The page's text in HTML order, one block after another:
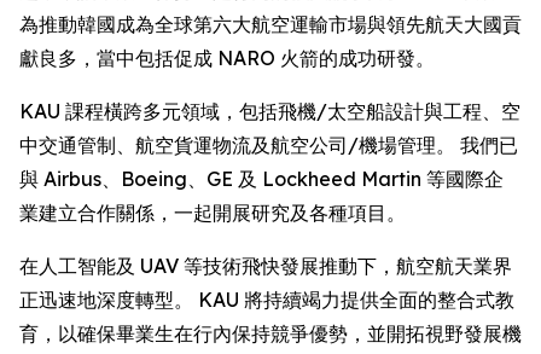
為推動韓國成為全球第六大航空運輸市場與領先航天大國貢
獻良多，當中包括促成 NARO 火箭的成功研發。
KAU 課程橫跨多元領域，包括飛機/太空船設計與工程、空
中交通管制、航空貨運物流及航空公司/機場管理。 我們已
與 Airbus、Boeing、GE 及 Lockheed Martin 等國際企
業建立合作關係，一起開展研究及各種項目。
在人工智能及 UAV 等技術飛快發展推動下，航空航天業界
正迅速地深度轉型。 KAU 將持續竭力提供全面的整合式教
育，以確保畢業生在行內保持競爭優勢，並開拓視野發展機